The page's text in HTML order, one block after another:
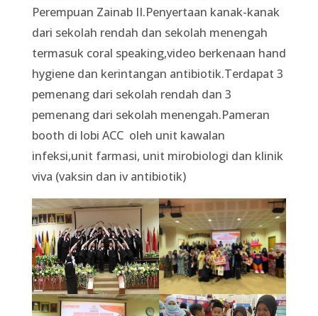
Perempuan Zainab II.Penyertaan kanak-kanak
dari sekolah rendah dan sekolah menengah
termasuk coral speaking,video berkenaan hand
hygiene dan kerintangan antibiotik.Terdapat 3
pemenang dari sekolah rendah dan 3
pemenang dari sekolah menengah.Pameran
booth di lobi ACC oleh unit kawalan
infeksi,unit farmasi, unit mirobiologi dan klinik
viva (vaksin dan iv antibiotik)